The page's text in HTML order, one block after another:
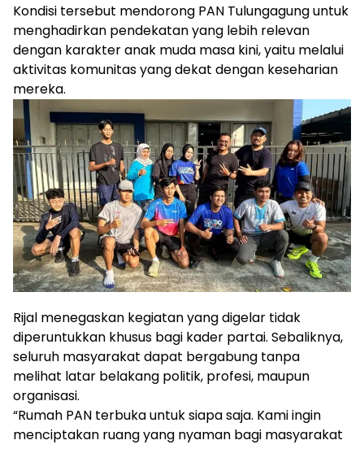
Kondisi tersebut mendorong PAN Tulungagung untuk
menghadirkan pendekatan yang lebih relevan
dengan karakter anak muda masa kini, yaitu melalui
aktivitas komunitas yang dekat dengan keseharian
mereka.
Rijal menegaskan kegiatan yang digelar tidak
diperuntukkan khusus bagi kader partai. Sebaliknya,
seluruh masyarakat dapat bergabung tanpa
melihat latar belakang politik, profesi, maupun
organisasi.
“Rumah PAN terbuka untuk siapa saja. Kami ingin
menciptakan ruang yang nyaman bagi masyarakat